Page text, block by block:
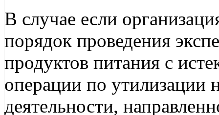
В случае если
порядок проведения
продуктов питания с
операции по утилизации
деятельности,